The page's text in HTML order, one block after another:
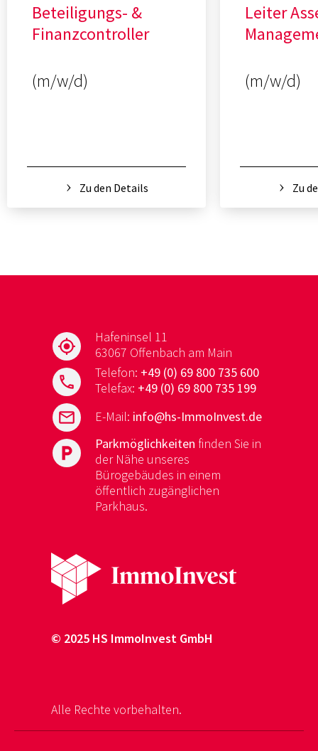
Beteiligungs- &
Finanzcontroller
(m/w/d)
Zu den Details
Leiter
(m/w/d)
Zu
my_location
Hafeninsel 11
63067 Offenbach am Main
phone
Telefon: +49 (0) 69 800 735 600
Telefax: +49 (0) 69 800 735 199
mail E-Mail: info@hs-ImmoInvest.de
local_parking
Parkmöglichkeiten finden Sie in
der Nähe unseres
Bürogebäudes in einem
öffentlich zugänglichen
Parkhaus.
© 2025 HS ImmoInvest GmbH
Alle Rechte vorbehalten.